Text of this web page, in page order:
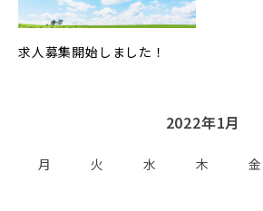
求人募集開始しました！
2022年1月
月 火 水 木 金